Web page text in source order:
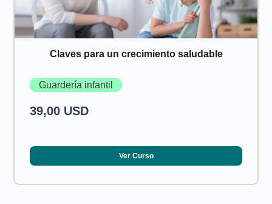
Claves para un crecimiento saludable
Guardería infantil
39,00 USD
Ver Curso